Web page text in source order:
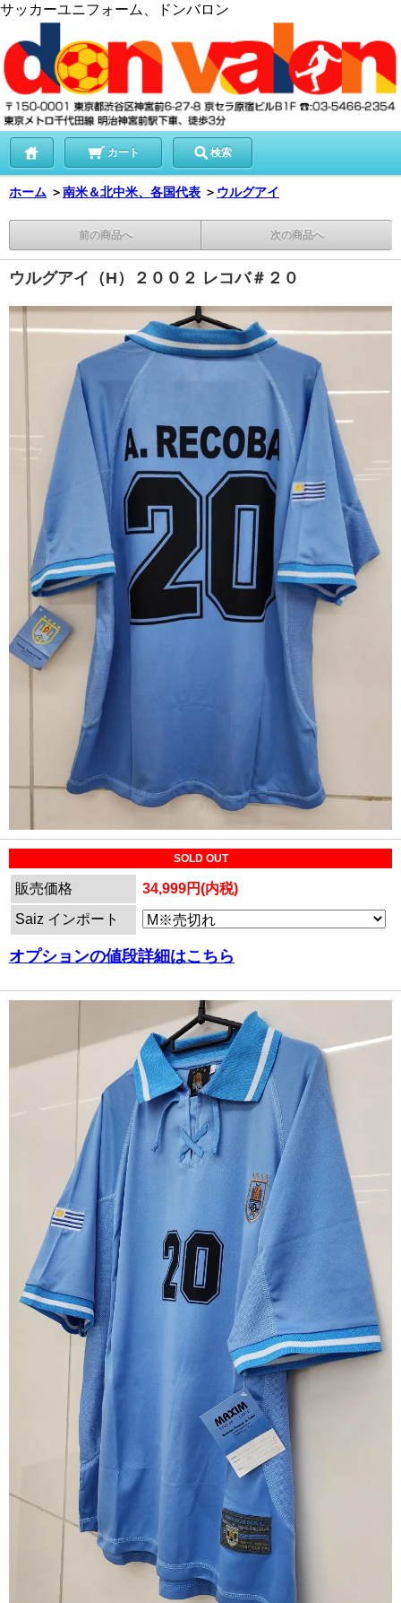
サッカーユニフォーム、ドンバロン
カート 検索
ホーム ＞南米＆北中米、各国代表 ＞ ウルグアイ
前の商品へ 次の商品へ
ウルグアイ（H）２００２ レコバ＃２０
SOLD OUT
販売価格
34,999円(内税)
Saiz インポート
オプションの値段詳細はこちら